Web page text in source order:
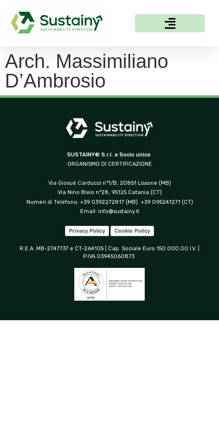
Arch. Massimiliano
D’Ambrosio
SUSTAINY® S.r.l. a Socio unico
ORGANISMO DI CERTIFICAZIONE
Via Giosuè Carducci n°1/B, 20851 Lissone (MB)
Via Nino Bixio n°28, 95125 Catania (CT)
Numeri di Telefono: +39 0392272817 (MB) +39 095241271 (CT)
Email: info@sustainy.it
Privacy Policy Cookie Policy
R.E.A. MB-2747737 e CT-264105 | Cap. Sociale Euro 150.000,00 I.V. |
P.IVA 03945060873